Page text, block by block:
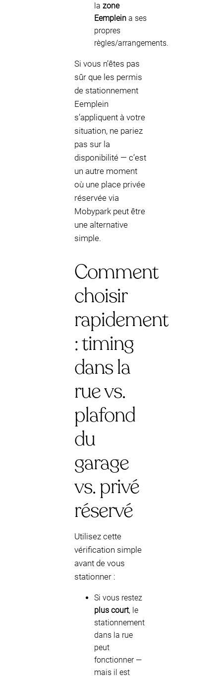
la zone
Eemplein a ses
propres
règles/arrangements.
Si vous n’êtes pas
sûr que les permis
de stationnement
Eemplein
s’appliquent à votre
situation, ne pariez
pas sur la
disponibilité — c’est
un autre moment
où une place privée
réservée via
Mobypark peut être
une alternative
simple.
Comment
choisir
rapidement
: timing
dans la
rue vs.
plafond
du
garage
vs. privé
réservé
Utilisez cette
vérification simple
avant de vous
stationner :
Si vous restez
plus court, le
stationnement
dans la rue
peut
fonctionner —
mais il est